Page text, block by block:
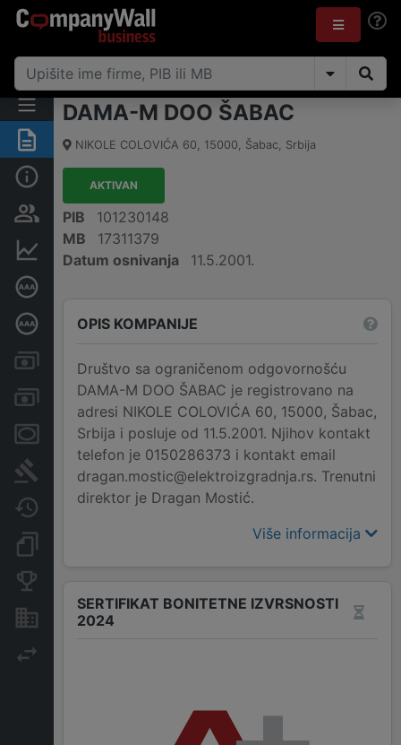
Rezime
Vlasnička struktura
Dubinska bonitetna ocena
Kreditni limit kompanije
Računi i blokade
Menice i zaloge
Sudski sporovi
Javne nabavke
Konkurentske kompanije
Nekretnine i imovina
DAMA-M DOO ŠABAC
NIKOLE COLOVIĆA 60, 15000, Šabac, Srbija
AKTIVAN
PIB
101230148
MB
17311379
Datum osnivanja
11.5.2001.
OPIS KOMPANIJE
Društvo sa ograničenom odgovornošću
DAMA-M DOO ŠABAC je registrovano na
adresi NIKOLE COLOVIĆA 60, 15000, Šabac,
Srbija i posluje od 11.5.2001. Njihov kontakt
telefon je 0150286373 i kontakt email
dragan.mostic@elektroizgradnja.rs. Trenutni
direktor je Dragan Mostić.
Više informacija
SERTIFIKAT BONITETNE IZVRSNOSTI
2024